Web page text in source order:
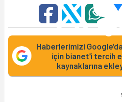
Haberlerimizi
için bianet'i tercih
kaynaklarına